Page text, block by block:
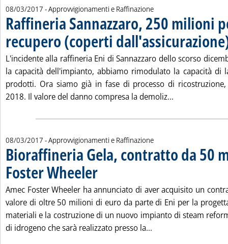
08/03/2017 - Approvvigionamenti e Raffinazione
Raffineria Sannazzaro, 250 milioni
recupero (coperti
L'incidente alla raffineria Eni di Sannazzaro dello scorso
la capacità dell'impianto, abbiamo rimodulato la capacità di
prodotti. Ora siamo già in fase di processo di
2018. Il valore del danno compresa la demoliz...
08/03/2017 - Approvvigionamenti e Raffinazione
Bioraffineria Gela, contratto da 50
Foster Wheeler. Pubblicata mercoledì 08 marzo 2017 alle 18.25.
Amec Foster Wheeler ha annunciato di aver acquisito un
valore di oltre 50 milioni di euro da parte di Eni per la
materiali e la costruzione di un nuovo impianto di steam
di idrogeno che sarà realizzato presso la...